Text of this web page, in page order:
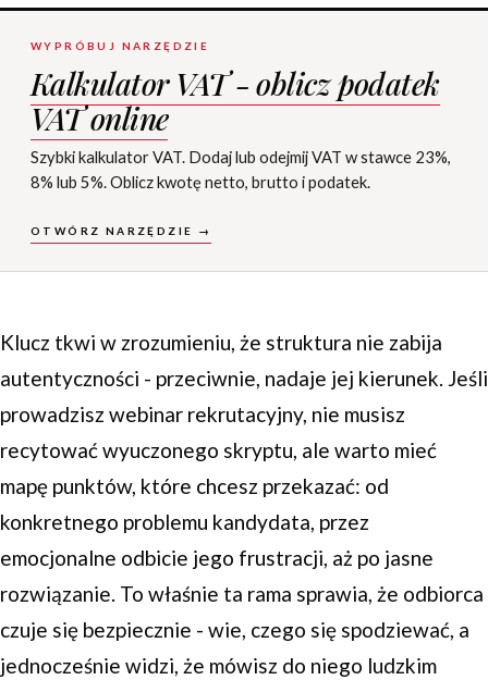
WYPRÓBUJ NARZĘDZIE
Kalkulator VAT - oblicz podatek
VAT online
Szybki kalkulator VAT. Dodaj lub odejmij VAT w stawce 23%,
8% lub 5%. Oblicz kwotę netto, brutto i podatek.
OTWÓRZ NARZĘDZIE →
Klucz tkwi w zrozumieniu, że struktura nie zabija
autentyczności - przeciwnie, nadaje jej kierunek. Jeśli
prowadzisz webinar rekrutacyjny, nie musisz
recytować wyuczonego skryptu, ale warto mieć
mapę punktów, które chcesz przekazać: od
konkretnego problemu kandydata, przez
emocjonalne odbicie jego frustracji, aż po jasne
rozwiązanie. To właśnie ta rama sprawia, że odbiorca
czuje się bezpiecznie - wie, czego się spodziewać, a
jednocześnie widzi, że mówisz do niego ludzkim